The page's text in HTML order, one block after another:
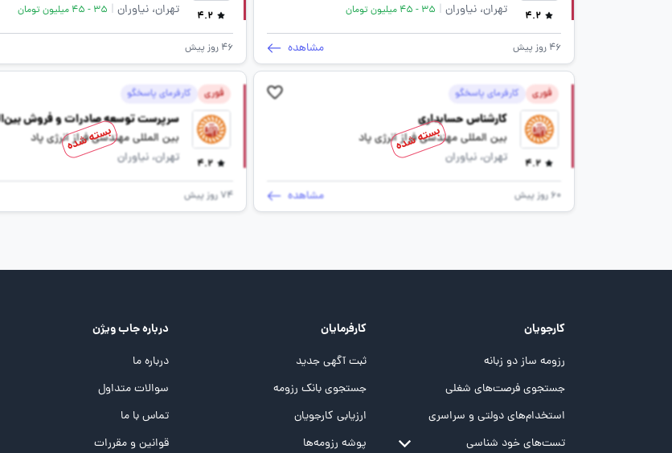
4.2
تهران، نیاوران | 35 - 45 میلیون تومان
46 روز پیش مشاهده
4.2
تهران، نیاوران | 35 - 45 میلیون تومان
46 روز پیش
فوری کارفرمای پاسخگو
4.2
کارشناس حسابداری
بین المللی مهندسی فراز انرژی پاد
تهران، نیاوران
60 روز پیش مشاهده
بسته شده
فوری کارفرمای پاسخگو
4.2
سرپرست توسعه صادرات و فروش
بین المللی مهندسی فراز انرژی پاد
تهران، نیاوران
74 روز پیش
بسته شده
کارجویان
رزومه ساز دو زبانه
جستجوی فرصت‌های شغلی
استخدام‌های دولتی و سراسری
تست‌های خود شناسی
کارفرمایان
ثبت آگهی جدید
جستجوی بانک رزومه
ارزیابی کارجویان
پوشه‌‌ رزومه‌ها
درباره جاب ویژن
درباره ما
سوالات متداول
تماس با ما
قوانین و مقررات